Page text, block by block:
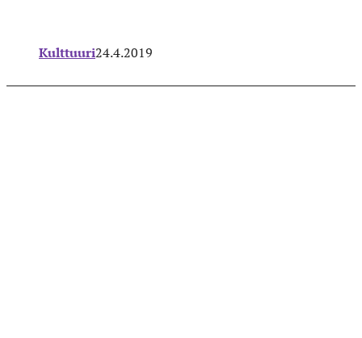
Kulttuuri24.4.2019